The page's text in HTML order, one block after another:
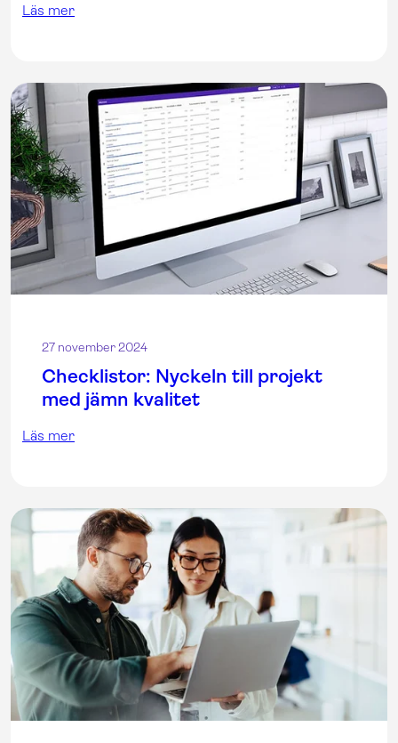
Läs mer
27 november 2024
Checklistor: Nyckeln till projekt
med jämn kvalitet
Läs mer